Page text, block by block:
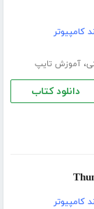
کامپیوتر
،آموزش تایپ
دانلود کتاب
کامپیوتر